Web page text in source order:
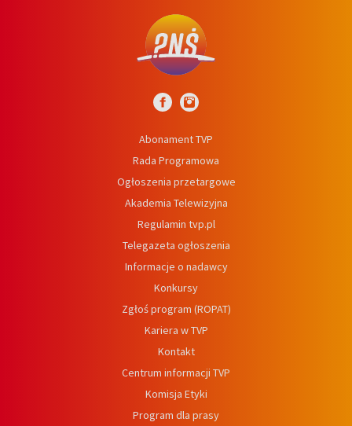
Abonament TVP
Rada Programowa
Ogłoszenia przetargowe
Akademia Telewizyjna
Regulamin tvp.pl
Telegazeta ogłoszenia
Informacje o nadawcy
Konkursy
Zgłoś program (ROPAT)
Kariera w TVP
Kontakt
Centrum informacji TVP
Komisja Etyki
Program dla prasy